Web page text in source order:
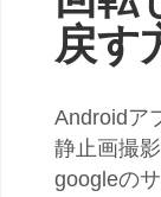
戻す
Androidア
静止画撮
googleの